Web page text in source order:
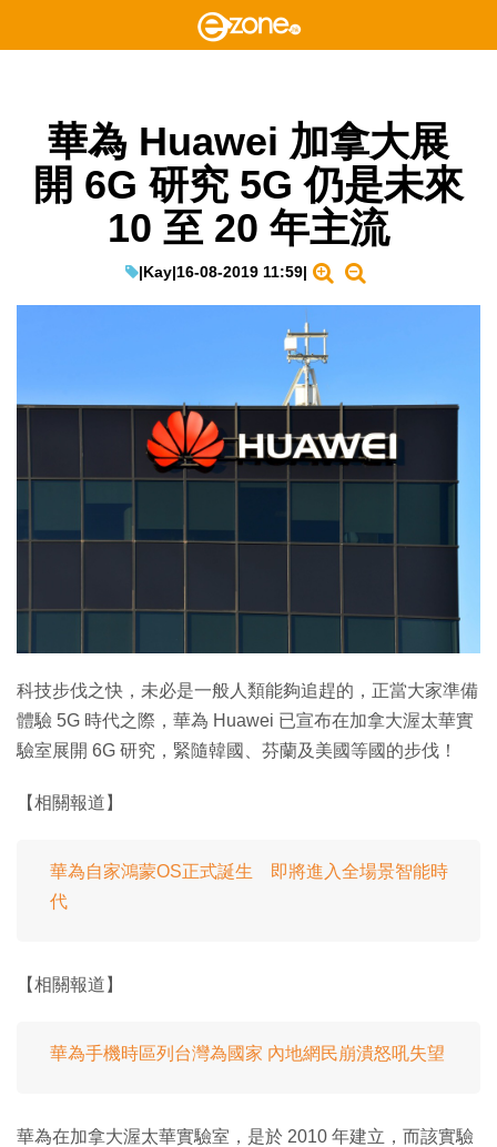
華為 Huawei 加拿大展
開 6G 研究 5G 仍是未來
10 至 20 年主流
|Kay|16-08-2019 11:59|
科技步伐之快，未必是一般人類能夠追趕的，正當大家準備
體驗 5G 時代之際，華為 Huawei 已宣布在加拿大渥太華實
驗室展開 6G 研究，緊隨韓國、芬蘭及美國等國的步伐！
【相關報道】
華為自家鴻蒙OS正式誕生 即將進入全場景智能時
代
【相關報道】
華為手機時區列台灣為國家 內地網民崩潰怒吼失望
華為在加拿大渥太華實驗室，是於 2010 年建立，而該實驗